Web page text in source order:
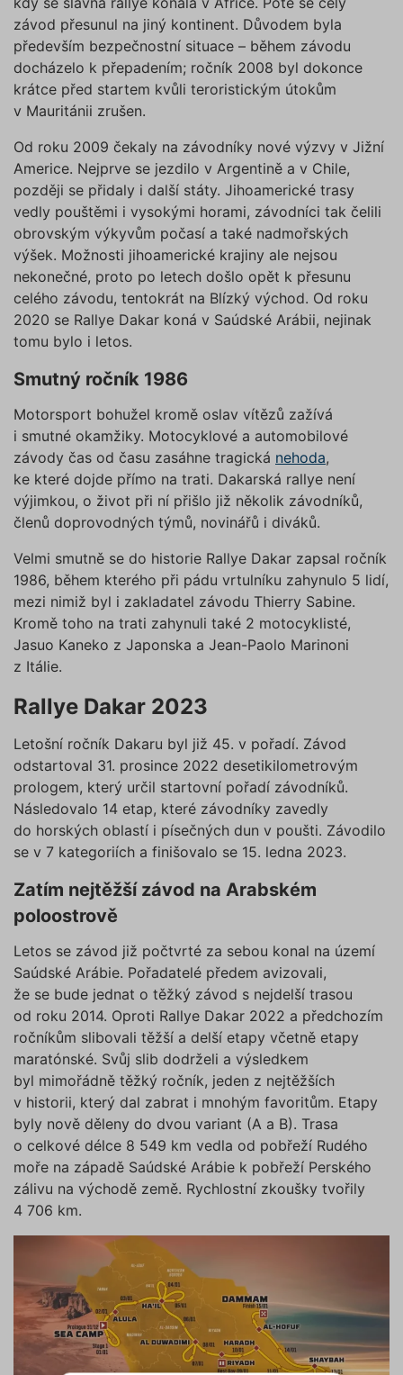
závod přesunul na jiný kontinent. Důvodem byla
především bezpečnostní situace – během závodu
docházelo k přepadením; ročník 2008 byl dokonce
krátce před startem kvůli teroristickým útokům
v Mauritánii zrušen.
Od roku 2009 čekaly na závodníky nové výzvy v Jižní
Americe. Nejprve se jezdilo v Argentině a v Chile,
později se přidaly i další státy. Jihoamerické trasy
vedly pouštěmi i vysokými horami, závodníci tak čelili
obrovským výkyvům počasí a také nadmořských
výšek. Možnosti jihoamerické krajiny ale nejsou
nekonečné, proto po letech došlo opět k přesunu
celého závodu, tentokrát na Blízký východ. Od roku
2020 se Rallye Dakar koná v Saúdské Arábii, nejinak
tomu bylo i letos.
Smutný ročník 1986
Motorsport bohužel kromě oslav vítězů zažívá
i smutné okamžiky. Motocyklové a automobilové
závody čas od času zasáhne tragická nehoda,
ke které dojde přímo na trati. Dakarská rallye není
výjimkou, o život při ní přišlo již několik závodníků,
členů doprovodných týmů, novinářů i diváků.
Velmi smutně se do historie Rallye Dakar zapsal ročník
1986, během kterého při pádu vrtulníku zahynulo 5 lidí,
mezi nimiž byl i zakladatel závodu Thierry Sabine.
Kromě toho na trati zahynuli také 2 motocyklisté,
Jasuo Kaneko z Japonska a Jean-Paolo Marinoni
z Itálie.
Rallye Dakar 2023
Letošní ročník Dakaru byl již 45. v pořadí. Závod
odstartoval 31. prosince 2022 desetikilometrovým
prologem, který určil startovní pořadí závodníků.
Následovalo 14 etap, které závodníky zavedly
do horských oblastí i písečných dun v poušti. Závodilo
se v 7 kategoriích a finišovalo se 15. ledna 2023.
Zatím nejtěžší závod na Arabském
poloostrově
Letos se závod již počtvrté za sebou konal na území
Saúdské Arábie. Pořadatelé předem avizovali,
že se bude jednat o těžký závod s nejdelší trasou
od roku 2014. Oproti Rallye Dakar 2022 a předchozím
ročníkům slibovali těžší a delší etapy včetně etapy
maratónské. Svůj slib dodrželi a výsledkem
byl mimořádně těžký ročník, jeden z nejtěžších
v historii, který dal zabrat i mnohým favoritům. Etapy
byly nově děleny do dvou variant (A a B). Trasa
o celkové délce 8 549 km vedla od pobřeží Rudého
moře na západě Saúdské Arábie k pobřeží Perského
zálivu na východě země. Rychlostní zkoušky tvořily
4 706 km.